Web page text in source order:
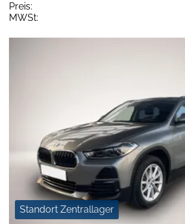
Preis:
MWSt:
Standort Zentrallager